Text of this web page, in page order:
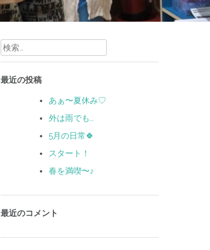
検
索:
最近の投稿
あぁ〜夏休み♡
外は雨でも…
5月の日常🍀
スタート！
春を満喫〜♪
最近のコメント